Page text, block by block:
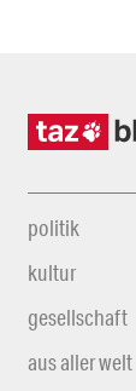
politik
kultur
gesellschaft
aus aller welt